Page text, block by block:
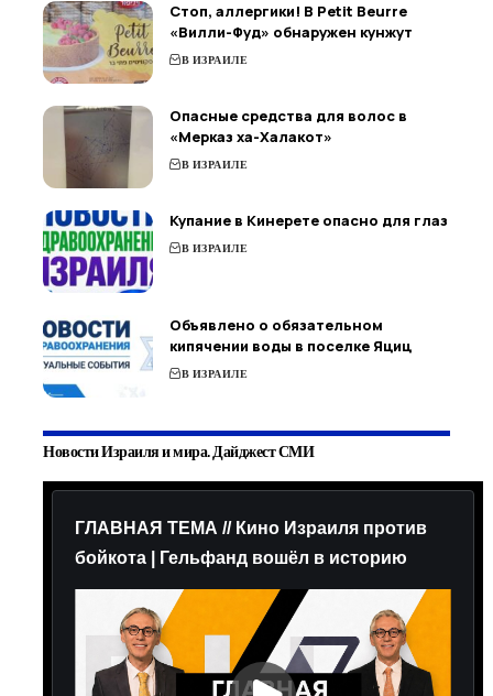
Стоп, аллергики! В Petit Beurre
«Вилли-Фуд» обнаружен кунжут
В ИЗРАИЛЕ
Опасные средства для волос в
«Мерказ ха-Халакот»
В ИЗРАИЛЕ
Купание в Кинерете опасно для глаз
В ИЗРАИЛЕ
Объявлено о обязательном
кипячении воды в поселке Яциц
В ИЗРАИЛЕ
Новости Израиля и мира. Дайджест СМИ